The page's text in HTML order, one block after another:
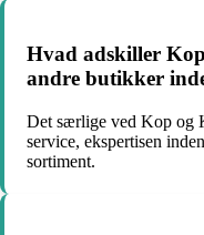
Hvad adskiller
andre butikker
Det særlige ved Kop og
service, ekspertisen
sortiment.